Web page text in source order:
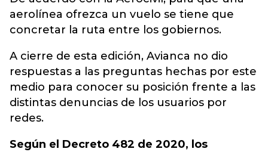
aerolínea ofrezca un vuelo se tiene que
concretar la ruta entre los gobiernos.
A cierre de esta edición, Avianca no dio
respuestas a las preguntas hechas por este
medio para conocer su posición frente a las
distintas denuncias de los usuarios por
redes.
Según el Decreto 482 de 2020, los